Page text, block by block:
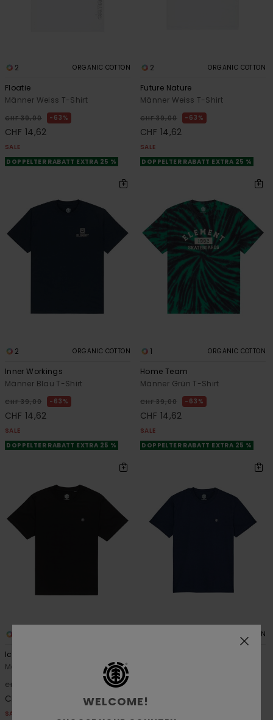
2 ORGANIC COTTON
Floatie
Männer Weiss T-Shirt
CHF 39,00 63%
CHF 14,62
SALE
DOPPELTER RABATT EXTRA 25 %
2 ORGANIC COTTON
Future Nature
Männer Weiss T-Shirt
CHF 39,00 63%
CHF 14,62
SALE
DOPPELTER RABATT EXTRA 25 %
2 ORGANIC COTTON
Inner Workings
Männer Blau T-Shirt
CHF 39,00 63%
CHF 14,62
SALE
DOPPELTER RABATT EXTRA 25 %
1 ORGANIC COTTON
Home Team
Männer Grün T-Shirt
CHF 39,00 63%
CHF 14,62
SALE
DOPPELTER RABATT EXTRA 25 %
Icon Embroidery
Männer Schwarz T-Shirt
CHF 39,00
CHF 20,47
SALE
ORGANIC COTTON
CHF 20,47
WELCOME!